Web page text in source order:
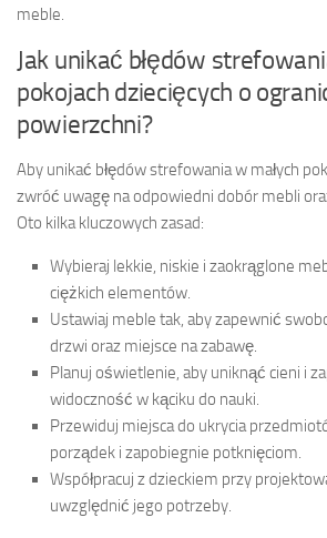
meble.
Jak unikać błędów
pokojach dziecięcych o
powierzchni?
Aby unikać błędów strefowania w małych
zwróć uwagę na odpowiedni dobór mebli
Oto kilka kluczowych zasad:
Wybieraj lekkie, niskie i zaokrąglone
ciężkich elementów.
Ustawiaj meble tak, aby zapewnić
drzwi oraz miejsce na zabawę.
Planuj oświetlenie, aby uniknąć cieni i
widoczność w kąciku do nauki.
Przewiduj miejsca do ukrycia
porządek i zapobiegnie potknięciom.
Współpracuj z dzieckiem przy
uwzględnić jego potrzeby.